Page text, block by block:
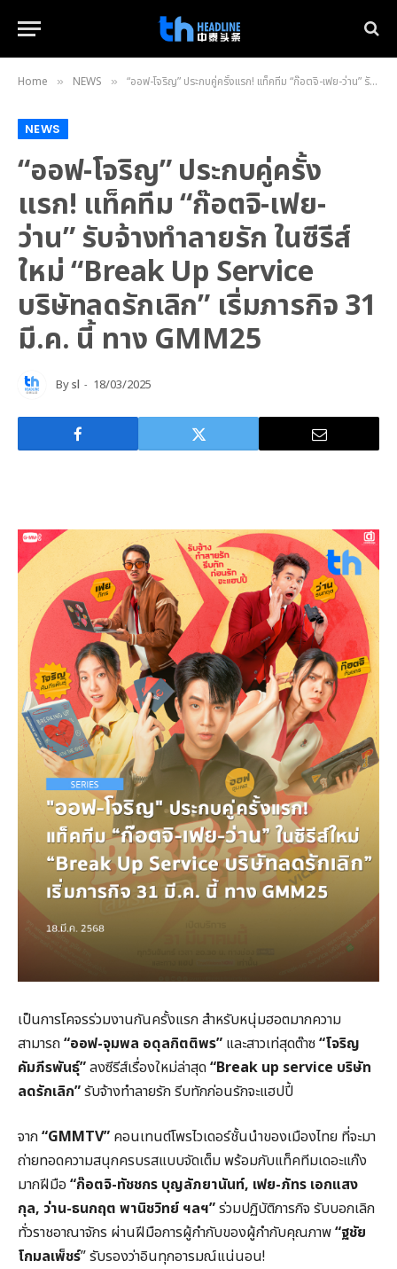
Home » NEWS » “ออฟ-โจริญ” ประกบคู่ครั้งแรก! แท็คทีม “ก๊อตจิ-เฟย-ว่าน” รับจ้างทำลายรัก ในซีรีส์ใหม่ “Break Up Service บริษัทลดรักเลิก” เริ่มภารกิจ 31 มี.ค. นี้ ทาง GMM25
NEWS
“ออฟ-โจริญ” ประกบคู่ครั้ง
แรก! แท็คทีม “ก๊อตจิ-เฟย-
ว่าน” รับจ้างทำลายรัก ในซีรีส์
ใหม่ “Break Up Service
บริษัทลดรักเลิก” เริ่มภารกิจ 31
มี.ค. นี้ ทาง GMM25
Bysl 18/03/2025
เป็นการโคจรร่วมงานกันครั้งแรก สำหรับหนุ่มฮอตมากความ
สามารถ“ออฟ-จุมพล อดุลกิตติพร” และสาวเท่สุดต๊าซ“โจริญ
คัมภีรพันธุ์”ลงซีรีส์เรื่องใหม่ล่าสุด“Break up service บริษัท
ลดรักเลิก”รับจ้างทำลายรัก รีบทักก่อนรักจะแฮปปี้
จาก“GMMTV” คอนเทนต์โพรไวเดอร์ชั้นนำของเมืองไทย ที่จะมา
ถ่ายทอดความสนุกครบรสแบบจัดเต็ม พร้อมกับแท็คทีมเดอะแก๊ง
มากฝีมือ “ก๊อตจิ-ทัชชกร บุญลัภยานันท์, เฟย-ภัทร เอกแสง
กุล, ว่าน-ธนกฤต พานิชวิทย์ ฯลฯ”ร่วมปฏิบัติภารกิจ รับบอกเลิก
ทั่วราชอาณาจักร ผ่านฝีมือการผู้กำกับของผู้กำกับคุณภาพ“ฐชัย
โกมลเพ็ชร์” รับรองว่าอินทุกอารมณ์แน่นอน!